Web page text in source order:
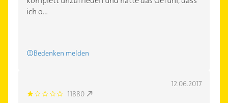
ich o...
Bedenken melden
12.06.2017
1.0 11880